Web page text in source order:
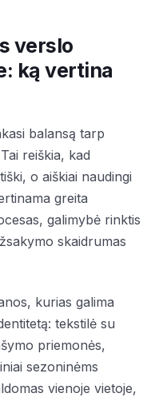
verslo
ką vertina
balansą tarp
reiškia, kad
o aiškiai naudingi
greita
galimybė rinktis
skaidrumas
kurias galima
tekstilė su
priemonės,
sezoninėms
vienoje vietoje,